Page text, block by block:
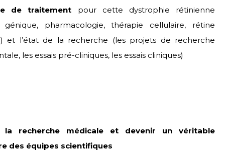
de traitement pour cette dystrophie rétinienne
génique, pharmacologie, thérapie cellulaire, rétine
et l’état de la recherche (les projets de recherche
les essais pré-cliniques, les essais cliniques)
la recherche médicale et devenir un véritable
des équipes scientifiques